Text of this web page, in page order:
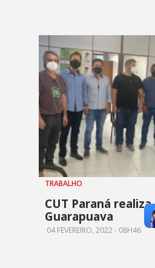
TRABALHO
CUT Paraná
Guarapuava
04 FEVEREIRO, 2022 - 08H46